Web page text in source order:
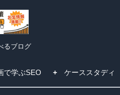
るブログ
で学ぶSEO ケーススタディ